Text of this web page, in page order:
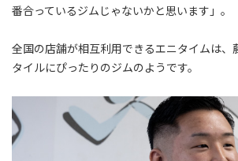
番合っているジムじゃないかと思います」。
全国の店舗が相互利用できるエニタイムは、
タイルにぴったりのジムのようです。